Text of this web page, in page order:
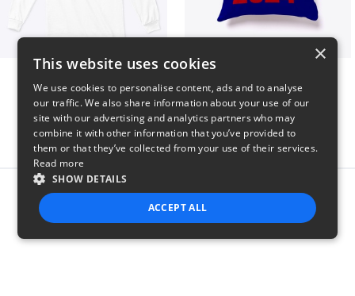
Report this product
×
This website uses cookies
We use cookies to personalise content, ads and to analyse
our traffic. We also share information about your use of our
site with our advertising and analytics partners who may
combine it with other information that you’ve provided to
them or that they’ve collected from your use of their services.
Read more
SHOW DETAILS
ACCEPT ALL
STRICTLY NECESSARY PERFORMANCE